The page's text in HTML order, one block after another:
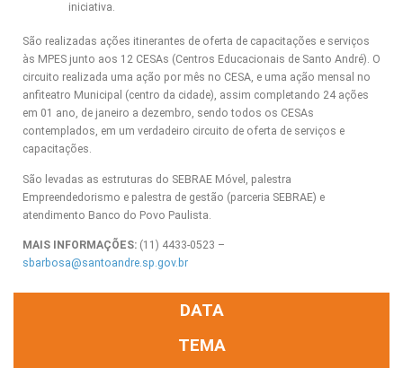
iniciativa.
São realizadas ações itinerantes de oferta de capacitações e serviços
às MPES junto aos 12 CESAs (Centros Educacionais de Santo André). O
circuito realizada uma ação por mês no CESA, e uma ação mensal no
anfiteatro Municipal (centro da cidade), assim completando 24 ações
em 01 ano, de janeiro a dezembro, sendo todos os CESAs
contemplados, em um verdadeiro circuito de oferta de serviços e
capacitações.
São levadas as estruturas do SEBRAE Móvel, palestra
Empreendedorismo e palestra de gestão (parceria SEBRAE) e
atendimento Banco do Povo Paulista.
MAIS INFORMAÇÕES: (11) 4433-0523 –
sbarbosa@santoandre.sp.gov.br
DATA
TEMA